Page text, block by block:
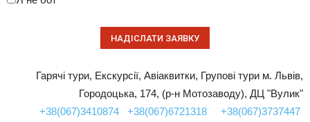
Гарячі тури, Екскурсії, Авіаквитки, Групові тури м. Львів,
Городоцька, 174, (р-н Мотозаводу), ДЦ "Вулик"
+38(067)3410874
+38(067)6721318
+38(067)3737447